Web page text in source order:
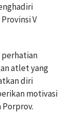
V
perhatian
atlet yang
diri
motivasi